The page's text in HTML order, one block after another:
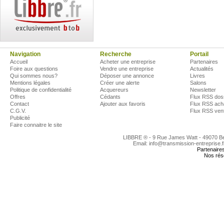
Navigation
Accueil
Foire aux questions
Qui sommes nous?
Mentions légales
Politique de confidentialité
Offres
Contact
C.G.V.
Publicité
Faire connaitre le site
Recherche
Acheter une entreprise
Vendre une entreprise
Déposer une annonce
Créer une alerte
Acquereurs
Cédants
Ajouter aux favoris
Portail
Partenaires
Actualités
Livres
Salons
Newsletter
Flux RSS
Flux RSS
Flux RSS
LIBBRE ® - 9 Rue James Watt - 49070
Email: info@transmission-
Nos